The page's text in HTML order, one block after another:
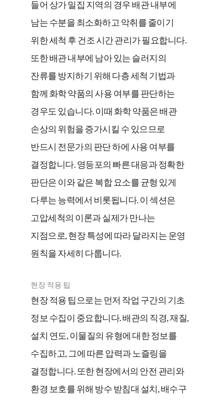
들어 상가 밀집 지역의 경우 배관 내부에
남는 수분을 최소화하고 악취를 줄이기
위한 세척 후 건조 시간 관리가 필요합니다.
또한 배관 내부에 남아 있는 슬러지의
잔류를 방지하기 위해 다층 세척 기법과
함께 화학 약품의 사용 여부를 판단하는
경우도 있습니다. 이때 화학 약품은 배관
손상의 위험을 증가시킬 수 있으므로
반드시 전문가의 판단 하에 사용 여부를
결정합니다. 영등포의 빠른 대응과 정확한
판단은 이와 같은 복합 요소를 균형 있게
다루는 능력에서 비롯됩니다. 이 섹션은
고압세척의 이론과 실제가 만나는
지점으로, 현장 특성에 따라 달라지는 운영
원칙을 자세히 다룹니다.
현장 적용 팁
현장 적용 팁으로는 먼저 작업 구간의 기초
정보 수집이 중요합니다. 배관의 직경, 재질,
설치 연도, 이물질의 유형에 대한 정보를
수집하고, 그에 따른 압력과 노즐링을
결정합니다. 또한 현장에서의 안전 관리와
환경 보호를 위해 방수 받침대 설치, 배수구